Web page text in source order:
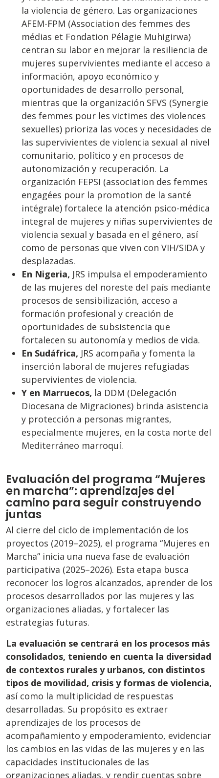
la violencia de género. Las organizaciones
AFEM-FPM (Association des femmes des
médias et Fondation Pélagie Muhigirwa)
centran su labor en mejorar la resiliencia de
mujeres supervivientes mediante el acceso a
información, apoyo económico y
oportunidades de desarrollo personal,
mientras que la organización SFVS (Synergie
des femmes pour les victimes des violences
sexuelles) prioriza las voces y necesidades de
las supervivientes de violencia sexual al nivel
comunitario, político y en procesos de
autonomización y recuperación. La
organización FEPSI (association des femmes
engagées pour la promotion de la santé
intégrale) fortalece la atención psico-médica
integral de mujeres y niñas supervivientes de
violencia sexual y basada en el género, así
como de personas que viven con VIH/SIDA y
desplazadas.
En Nigeria, JRS impulsa el empoderamiento
de las mujeres del noreste del país mediante
procesos de sensibilización, acceso a
formación profesional y creación de
oportunidades de subsistencia que
fortalecen su autonomía y medios de vida.
En Sudáfrica, JRS acompaña y fomenta la
inserción laboral de mujeres refugiadas
supervivientes de violencia.
Y en Marruecos, la DDM (Delegación
Diocesana de Migraciones) brinda asistencia
y protección a personas migrantes,
especialmente mujeres, en la costa norte del
Mediterráneo marroquí.
Evaluación del programa “Mujeres
en marcha”: aprendizajes del
camino para seguir construyendo
juntas
Al cierre del ciclo de implementación de los
proyectos (2019–2025), el programa “Mujeres en
Marcha” inicia una nueva fase de evaluación
participativa (2025–2026). Esta etapa busca
reconocer los logros alcanzados, aprender de los
procesos desarrollados por las mujeres y las
organizaciones aliadas, y fortalecer las
estrategias futuras.
La evaluación se centrará en los procesos más
consolidados, teniendo en cuenta la diversidad
de contextos rurales y urbanos, con distintos
tipos de movilidad, crisis y formas de violencia,
así como la multiplicidad de respuestas
desarrolladas. Su propósito es extraer
aprendizajes de los procesos de
acompañamiento y empoderamiento, evidenciar
los cambios en las vidas de las mujeres y en las
capacidades institucionales de las
organizaciones aliadas, y rendir cuentas sobre